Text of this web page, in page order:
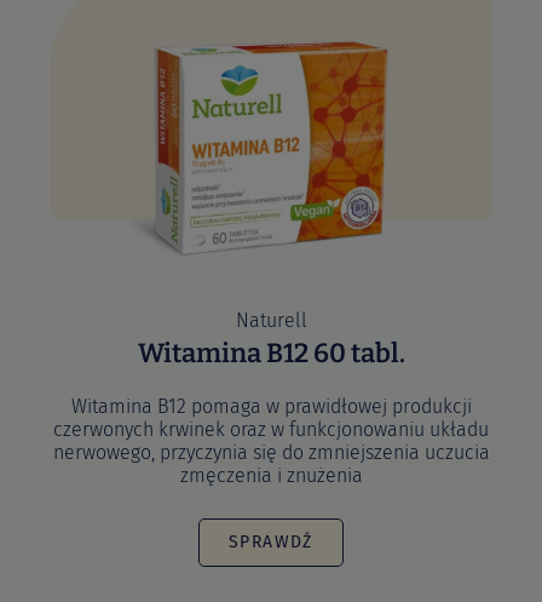
Naturell
Witamina B12 60 tabl.
Witamina B12 pomaga w prawidłowej produkcji
czerwonych krwinek oraz w funkcjonowaniu układu
nerwowego, przyczynia się do zmniejszenia uczucia
zmęczenia i znużenia
SPRAWDŹ